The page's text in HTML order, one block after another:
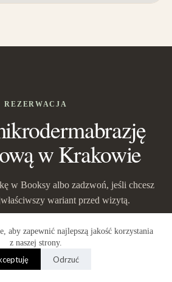
aby zapewnić najlepszą jakość korzystania
z naszej strony.
Odrzuć
REZERWACJA
w Krakowie
w Booksy albo zadzwoń, jeśli chcesz
wariant przed wizytą.
Umów online
Umów online